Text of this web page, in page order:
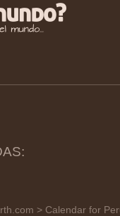
> Calendar for